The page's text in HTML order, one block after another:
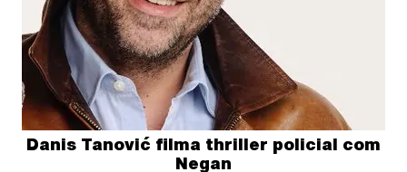
Danis Tanović filma thriller policial com
Negan